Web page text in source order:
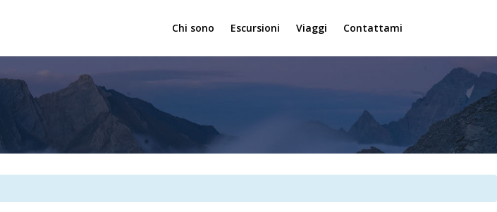
Chi sono Escursioni Viaggi Contattami